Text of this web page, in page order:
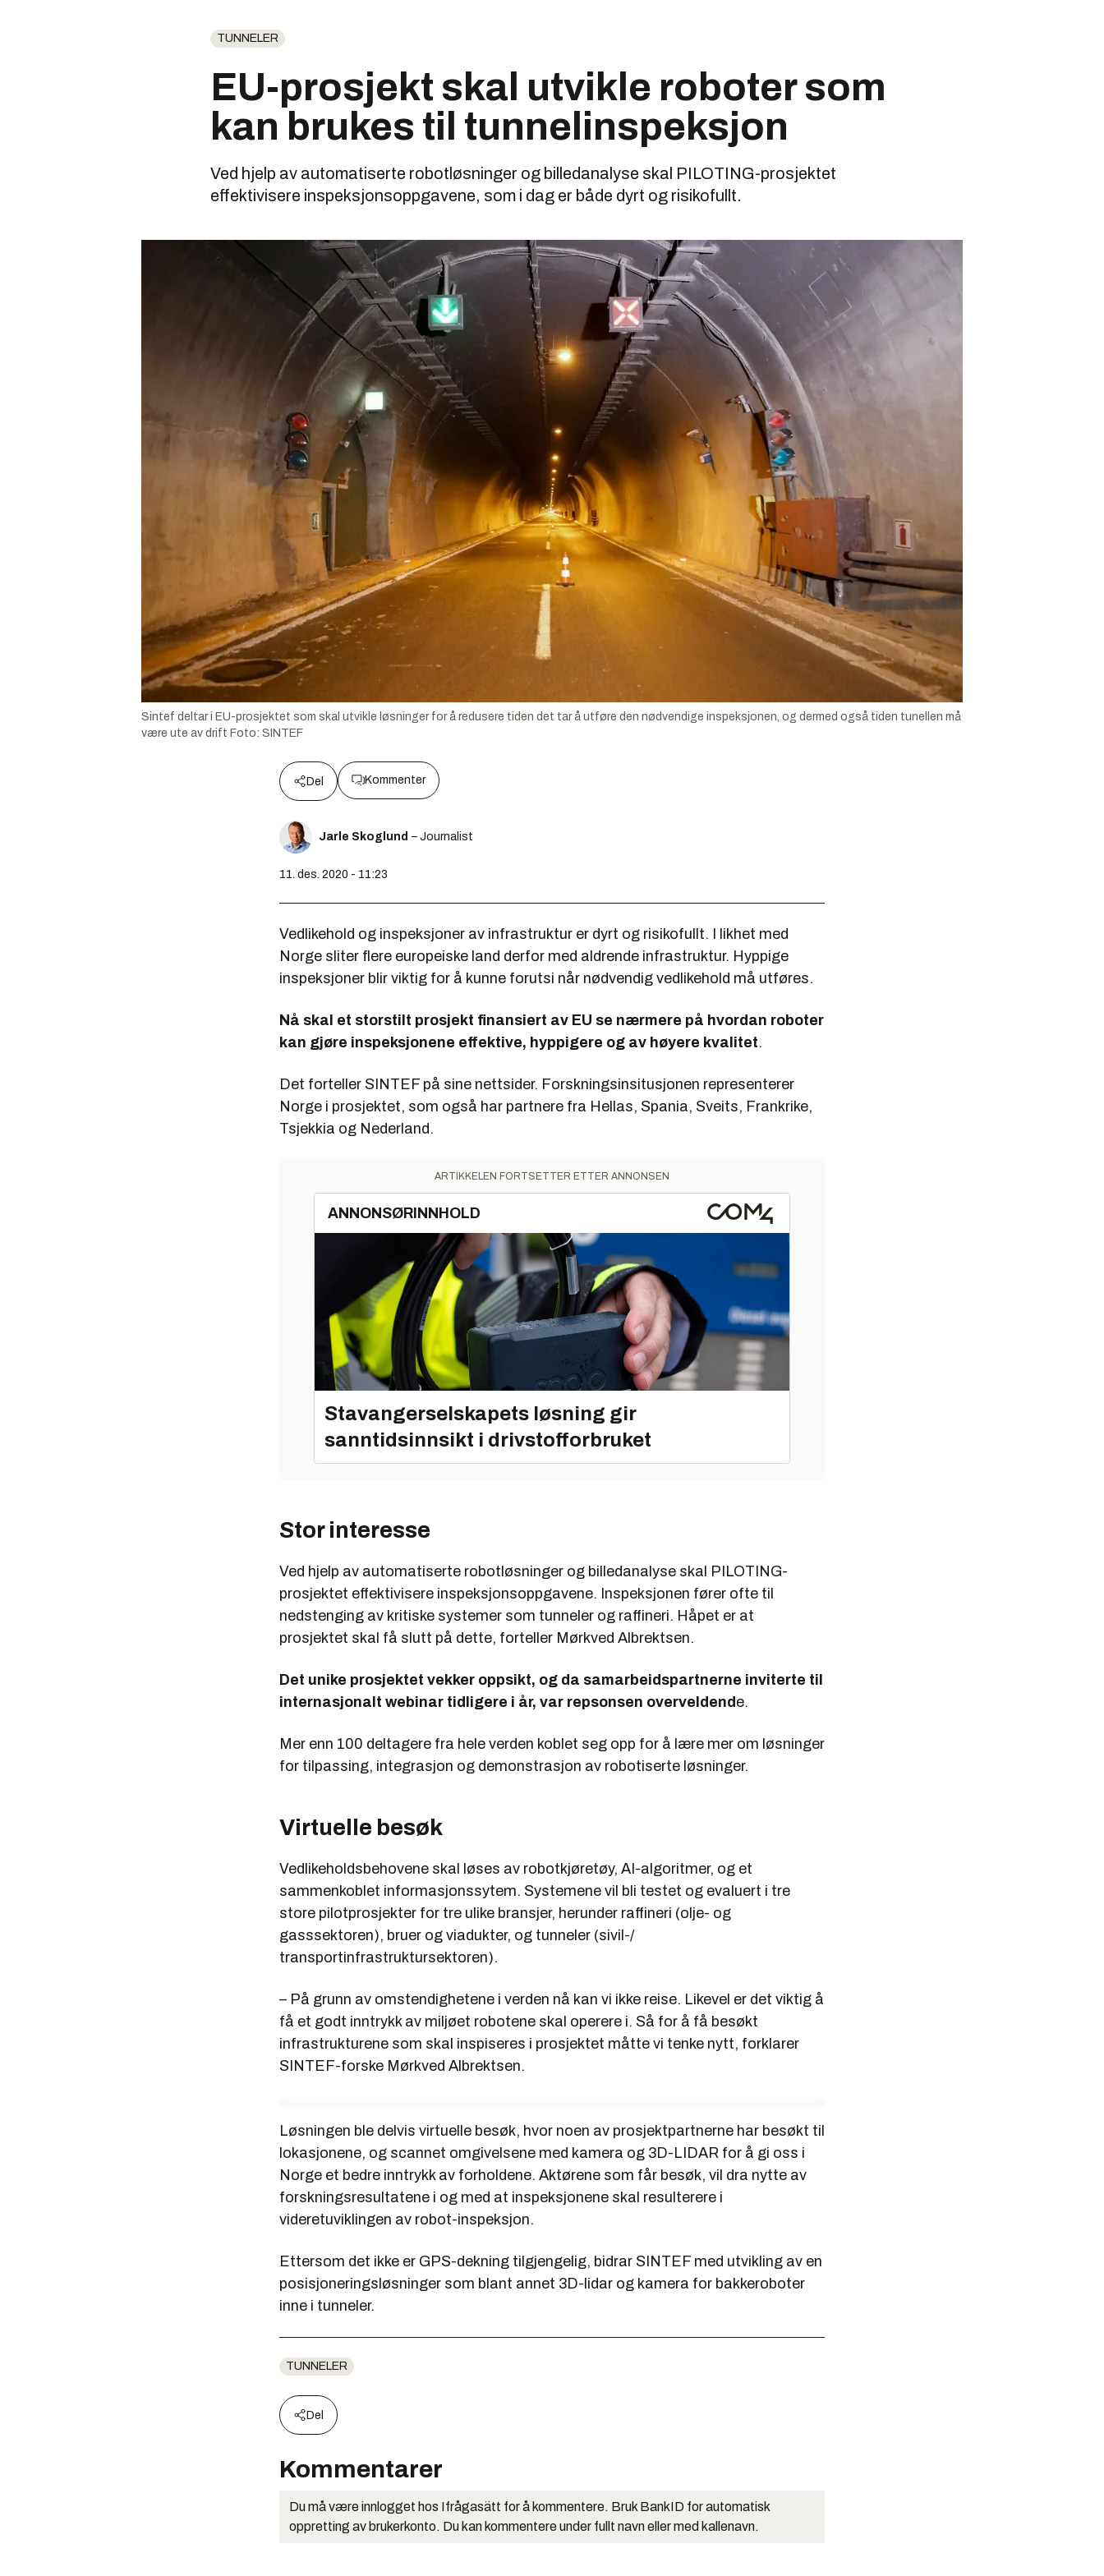
TUNNELER
EU-prosjekt skal utvikle roboter som
kan brukes til tunnelinspeksjon
Ved hjelp av automatiserte robotløsninger og billedanalyse skal PILOTING-prosjektet
effektivisere inspeksjonsoppgavene, som i dag er både dyrt og risikofullt.
Sintef deltar i EU-prosjektet som skal utvikle løsninger for å redusere tiden det tar å utføre den nødvendige inspeksjonen, og dermed også tiden tunellen må
være ute av drift Foto: SINTEF
Del Kommenter
Jarle Skoglund – Journalist
11. des. 2020 - 11:23
Vedlikehold og inspeksjoner av infrastruktur er dyrt og risikofullt. I likhet med
Norge sliter flere europeiske land derfor med aldrende infrastruktur. Hyppige
inspeksjoner blir viktig for å kunne forutsi når nødvendig vedlikehold må utføres.
Nå skal et storstilt prosjekt finansiert av EU se nærmere på hvordan roboter
kan gjøre inspeksjonene effektive, hyppigere og av høyere kvalitet.
Det forteller SINTEF på sine nettsider. Forskningsinsitusjonen representerer
Norge i prosjektet, som også har partnere fra Hellas, Spania, Sveits, Frankrike,
Tsjekkia og Nederland.
ARTIKKELEN FORTSETTER ETTER ANNONSEN
ANNONSØRINNHOLD
Stavangerselskapets løsning gir
sanntidsinnsikt i drivstofforbruket
Stor interesse
Ved hjelp av automatiserte robotløsninger og billedanalyse skal PILOTING-
prosjektet effektivisere inspeksjonsoppgavene. Inspeksjonen fører ofte til
nedstenging av kritiske systemer som tunneler og raffineri. Håpet er at
prosjektet skal få slutt på dette, forteller Mørkved Albrektsen.
Det unike prosjektet vekker oppsikt, og da samarbeidspartnerne inviterte til
internasjonalt webinar tidligere i år, var repsonsen overveldend e.
Mer enn 100 deltagere fra hele verden koblet seg opp for å lære mer om løsninger
for tilpassing, integrasjon og demonstrasjon av robotiserte løsninger.
Virtuelle besøk
Vedlikeholdsbehovene skal løses av robotkjøretøy, AI-algoritmer, og et
sammenkoblet informasjonssytem. Systemene vil bli testet og evaluert i tre
store pilotprosjekter for tre ulike bransjer, herunder raffineri (olje- og
gasssektoren), bruer og viadukter, og tunneler (sivil-/
transportinfrastruktursektoren).
– På grunn av omstendighetene i verden nå kan vi ikke reise. Likevel er det viktig å
få et godt inntrykk av miljøet robotene skal operere i. Så for å få besøkt
infrastrukturene som skal inspiseres i prosjektet måtte vi tenke nytt, forklarer
SINTEF-forske Mørkved Albrektsen.
Løsningen ble delvis virtuelle besøk, hvor noen av prosjektpartnerne har besøkt til
lokasjonene, og scannet omgivelsene med kamera og 3D-LIDAR for å gi oss i
Norge et bedre inntrykk av forholdene. Aktørene som får besøk, vil dra nytte av
forskningsresultatene i og med at inspeksjonene skal resulterere i
videretuviklingen av robot-inspeksjon.
Ettersom det ikke er GPS-dekning tilgjengelig, bidrar SINTEF med utvikling av en
posisjoneringsløsninger som blant annet 3D-lidar og kamera for bakkeroboter
inne i tunneler.
TUNNELER
Del
Kommentarer
Du må være innlogget hos Ifrågasätt for å kommentere. Bruk BankID for automatisk
oppretting av brukerkonto. Du kan kommentere under fullt navn eller med kallenavn.